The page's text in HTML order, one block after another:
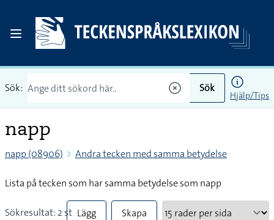
Sök: Sök
Hjälp/Tips
napp
napp (08906) Andra tecken med samma betydelse
Lista på tecken som har samma betydelse som napp
Sökresultat: 2 st Lägg
Skapa